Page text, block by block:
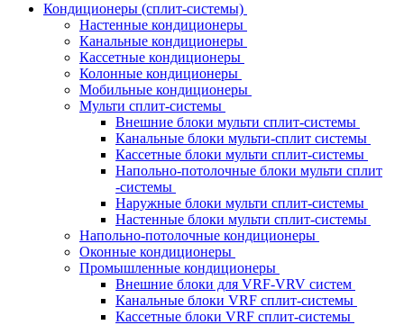
Кондиционеры (сплит-системы)
Настенные кондиционеры
Канальные кондиционеры
Кассетные кондиционеры
Колонные кондиционеры
Мобильные кондиционеры
Мульти сплит-системы
Внешние блоки мульти сплит-системы
Канальные блоки мульти-сплит системы
Кассетные блоки мульти сплит-системы
Напольно-потолочные блоки мульти сплит
-системы
Наружные блоки мульти сплит-системы
Настенные блоки мульти сплит-системы
Напольно-потолочные кондиционеры
Оконные кондиционеры
Промышленные кондиционеры
Внешние блоки для VRF-VRV систем
Канальные блоки VRF сплит-системы
Кассетные блоки VRF сплит-системы